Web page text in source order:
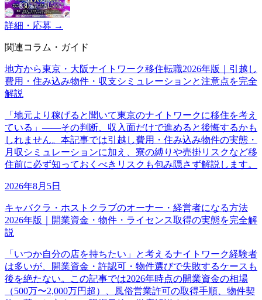
詳細・応募 →
関連コラム・ガイド
地方から東京・大阪ナイトワーク移住転職2026年版｜引越し
費用・住み込み物件・収支シミュレーションと注意点を完全
解説
「地元より稼げると聞いて東京のナイトワークに移住を考え
ている」——その判断、収入面だけで進めると後悔するかも
しれません。本記事では引越し費用・住み込み物件の実態・
月収シミュレーションに加え、寮の縛りや売掛リスクなど移
住前に必ず知っておくべきリスクも包み隠さず解説します。
2026年8月5日
キャバクラ・ホストクラブのオーナー・経営者になる方法
2026年版｜開業資金・物件・ライセンス取得の実態を完全解
説
「いつか自分の店を持ちたい」と考えるナイトワーク経験者
は多いが、開業資金・許認可・物件選びで失敗するケースも
後を絶たない。この記事では2026年時点の開業資金の相場
（500万〜2,000万円超）、風俗営業許可の取得手順、物件契